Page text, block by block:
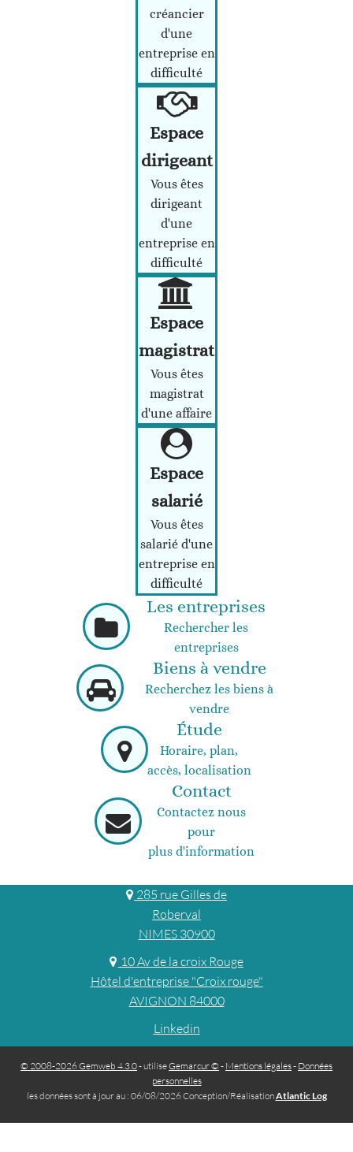
créancier
d'une
entreprise en
difficulté
Espace
dirigeant
Vous êtes
dirigeant
d'une
entreprise en
difficulté
Espace
magistrat
Vous êtes
magistrat
d'une affaire
Espace
salarié
Vous êtes
salarié d'une
entreprise en
difficulté
Les entreprises
Rechercher les
entreprises
Biens à vendre
Recherchez les biens à
vendre
Étude
Horaire, plan,
accès, localisation
Contact
Contactez nous
pour
plus d'information
285 rue Gilles de
Roberval
NIMES 30900
10 Av de la croix Rouge
Hôtel d'entreprise "Croix rouge"
AVIGNON 84000
Linkedin
© 2008-2026 Gemweb 4.3.0- utiliseGemarcur © - Mentions légales- Données
personnelles
les données sont à jour au : 06/08/2026 Conception/RéalisationAtlantic Log